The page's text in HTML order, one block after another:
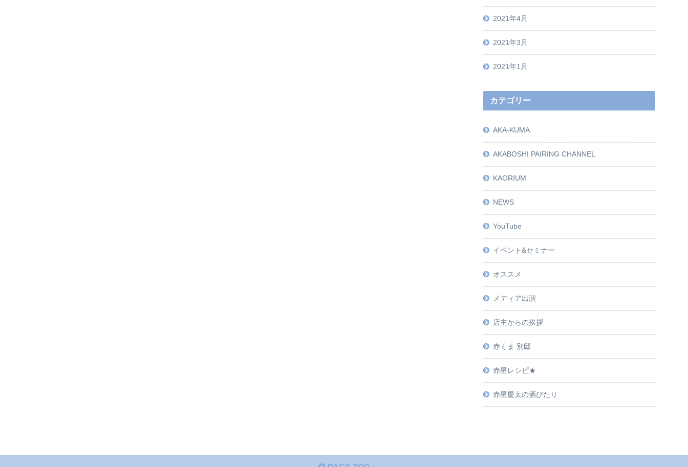
2021年4月
2021年3月
2021年1月
カテゴリー
AKA-KUMA
AKABOSHI PAIRING CHANNEL
KAORIUM
NEWS
YouTube
イベント&セミナー
オススメ
メディア出演
店主からの挨拶
赤くま 別邸
赤星レシピ★
赤星慶太の酒びたり